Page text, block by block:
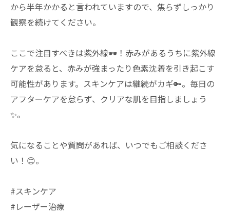
から半年かかると言われていますので、焦らずしっかり
観察を続けてください。
ここで注目すべきは紫外線🕶️！赤みがあるうちに紫外線
ケアを怠ると、赤みが強まったり色素沈着を引き起こす
可能性があります。スキンケアは継続がカギ🔑。毎日の
アフターケアを怠らず、クリアな肌を目指しましょう
✨。
気になることや質問があれば、いつでもご相談くださ
い！😊。
#スキンケア
#レーザー治療